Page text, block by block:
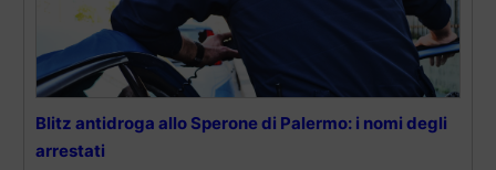
Blitz antidroga allo Sperone di Palermo: i nomi degli
arrestati